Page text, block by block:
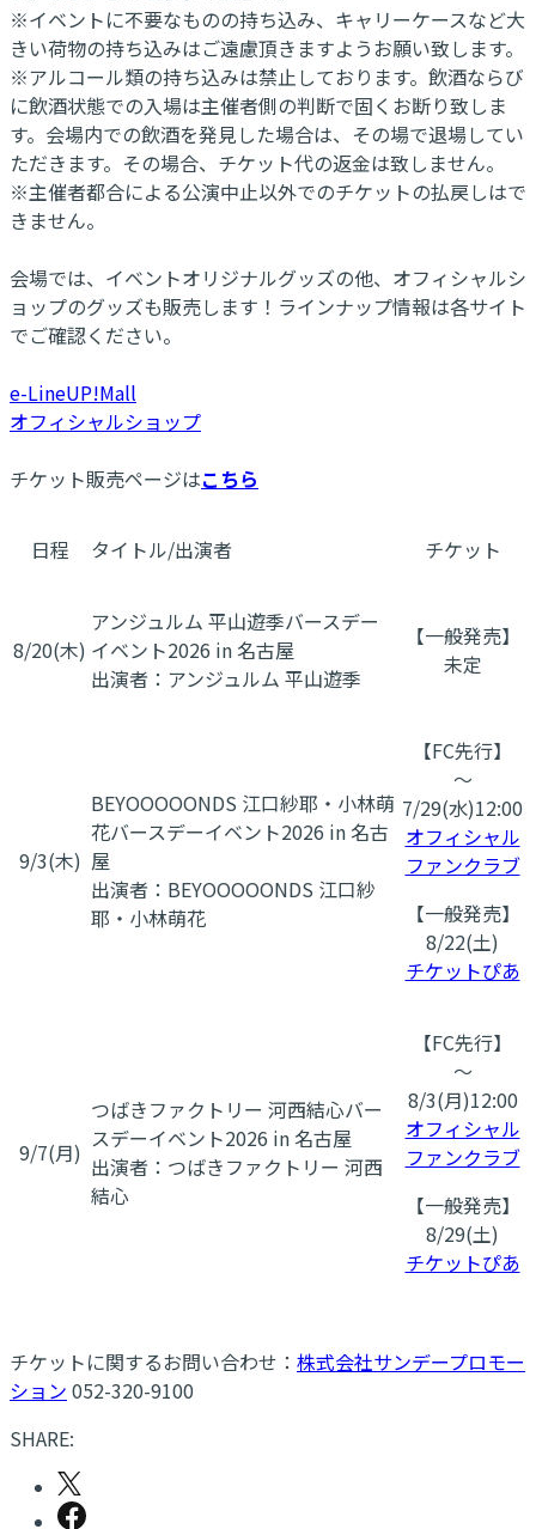
※イベントに不要なものの持ち込み、キャリーケースなど大
きい荷物の持ち込みはご遠慮頂きますようお願い致します。
※アルコール類の持ち込みは禁止しております。飲酒ならび
に飲酒状態での入場は主催者側の判断で固くお断り致しま
す。会場内での飲酒を発見した場合は、その場で退場してい
ただきます。その場合、チケット代の返金は致しません。
※主催者都合による公演中止以外でのチケットの払戻しはで
きません。
会場では、イベントオリジナルグッズの他、オフィシャルシ
ョップのグッズも販売します！ラインナップ情報は各サイト
でご確認ください。
e-LineUP!Mall
オフィシャルショップ
チケット販売ページはこちら
日程 タイトル/出演者 チケット
8/20(木)
アンジュルム 平山遊季バースデー
イベント2026 in 名古屋
出演者：アンジュルム 平山遊季
【一般発売】
未定
9/3(木)
BEYOOOOONDS 江口紗耶・小林萌
花バースデーイベント2026 in 名古
屋
出演者：BEYOOOOONDS 江口紗
耶・小林萌花
【FC先行】
～
7/29(水)12:00
オフィシャル
ファンクラブ
【一般発売】
8/22(土)
チケットぴあ
9/7(月)
つばきファクトリー 河西結心バー
スデーイベント2026 in 名古屋
出演者：つばきファクトリー 河西
結心
【FC先行】
～
8/3(月)12:00
オフィシャル
ファンクラブ
【一般発売】
8/29(土)
チケットぴあ
チケットに関するお問い合わせ： 株式会社サンデープロモー
ション 052-320-9100
SHARE: